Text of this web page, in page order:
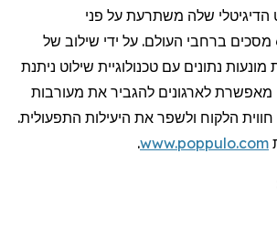
הדיגיטלי שלה משתרעת על פני
מסכים ברחבי העולם. על ידי שילוב של
מונעות נתונים עם טכנולוגיית שילוט ניתנת
מאפשרת לארגונים להגביר את מעורבות
חווית הלקוח ולשפר את היעילות התפעולית.
www.poppulo.com
.